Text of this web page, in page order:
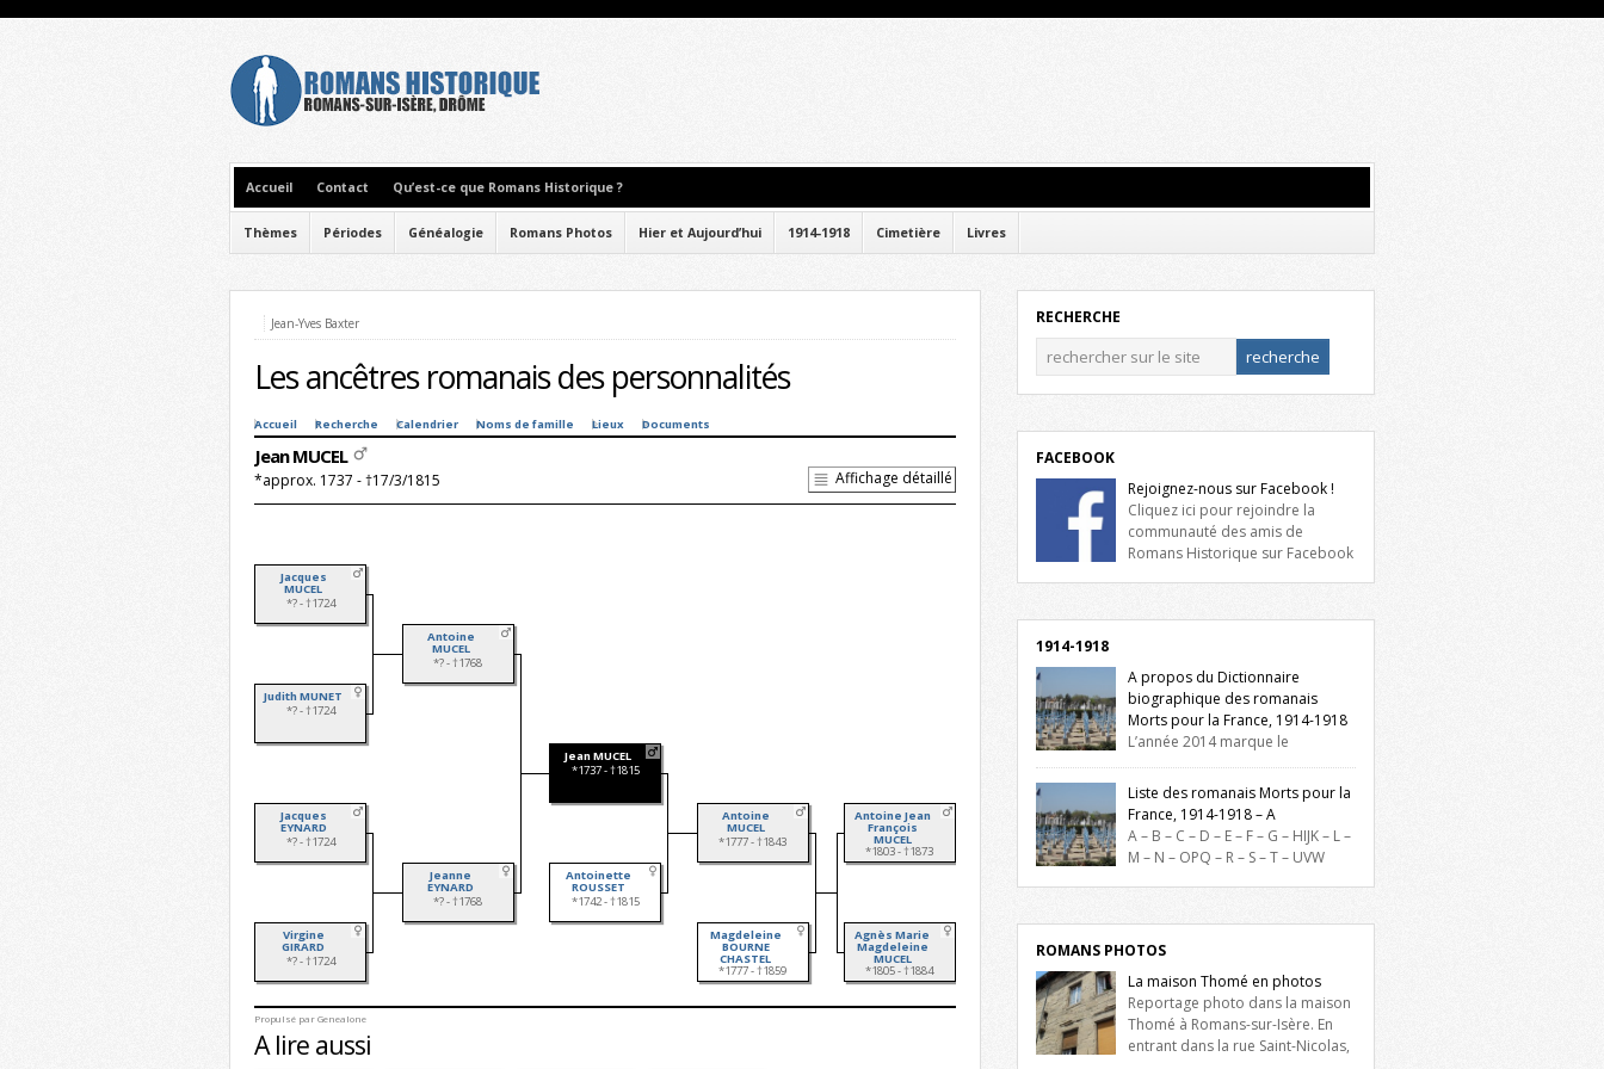
Accueil Contact Qu’est-ce que Romans Historique ?
Thèmes Périodes Généalogie Romans Photos Hier et Aujourd’hui 1914-1918 Cimetière Livres
Jean-Yves Baxter
Les ancêtres romanais des personnalités
Accueil Recherche Calendrier Noms de famille Lieux Documents
Jean MUCEL
*approx. 1737 - †17/3/1815 Affichage détaillé
Jacques
MUCEL
*? - †1724
Judith MUNET
*? - †1724
Jacques
EYNARD
*? - †1724
Virgine
GIRARD
*? - †1724
Antoine
MUCEL
*? - †1768
Jeanne
EYNARD
*? - †1768
Jean MUCEL
*1737 - †1815
Antoinette
ROUSSET
*1742 - †1815
Antoine
MUCEL
*1777 - †1843
Magdeleine
BOURNE
CHASTEL
*1777 - †1859
Antoine Jean
François
MUCEL
*1803 - †1873
Agnès Marie
Magdeleine
MUCEL
*1805 - †1884
Propulsé par Genealone
A lire aussi
RECHERCHE
FACEBOOK
Rejoignez-nous sur Facebook !
Cliquez ici pour rejoindre la
communauté des amis de
Romans Historique sur Facebook
1914-1918
A propos du Dictionnaire
biographique des romanais
Morts pour la France, 1914-1918
L’année 2014 marque le
centenaire du début de la Première Guerre
Mondiale et ce dictionnaire biographique veut
rendre hommage aux romanais Morts pour la
France durant ce conflit. La base de cette
recherche historique est constituée des noms
gravés sur les plaques commémoratives de
l’Hôtel de Ville, du lycée du Dauphiné et du
Liste des romanais Morts pour la
France, 1914-1918 – A
A – B – C – D – E – F – G – HIJK – L –
M – N – OPQ – R – S – T – UVW
par cette lettre. Liste des romanais […]
ROMANS PHOTOS
La maison Thomé en photos
Reportage photo dans la maison
Thomé à Romans-sur-Isère. En
entrant dans la rue Saint-Nicolas,